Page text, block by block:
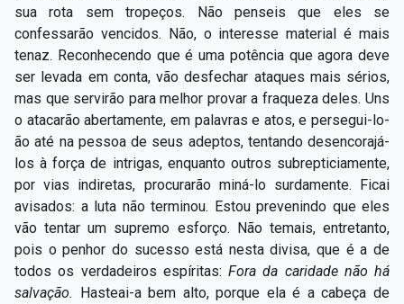
sua rota sem tropeços. Não penseis que eles se
confessarão vencidos. Não, o interesse material é mais
tenaz. Reconhecendo que é uma potência que agora deve
ser levada em conta, vão desfechar ataques mais sérios,
mas que servirão para melhor provar a fraqueza deles. Uns
o atacarão abertamente, em palavras e atos, e persegui-lo-
ão até na pessoa de seus adeptos, tentando desencorajá-
los à força de intrigas, enquanto outros subrepticiamente,
por vias indiretas, procurarão miná-lo surdamente. Ficai
avisados: a luta não terminou. Estou prevenindo que eles
vão tentar um supremo esforço. Não temais, entretanto,
pois o penhor do sucesso está nesta divisa, que é a de
todos os verdadeiros espíritas: Fora da caridade não há
salvação. Hasteai-a bem alto, porque ela é a cabeça de